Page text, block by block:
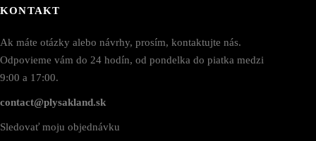
KONTAKT
Ak máte otázky alebo návrhy, prosím, kontaktujte nás.
Odpovieme vám do 24 hodín, od pondelka do piatka medzi
9:00 a 17:00.
contact@plysakland.sk
Sledovať moju objednávku